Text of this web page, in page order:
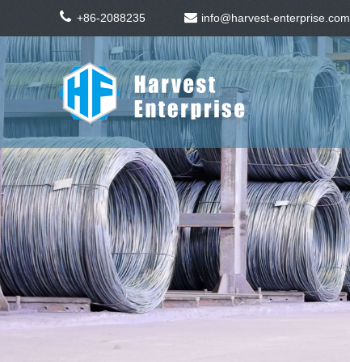
+86-2088235 info@harvest-enterprise.com